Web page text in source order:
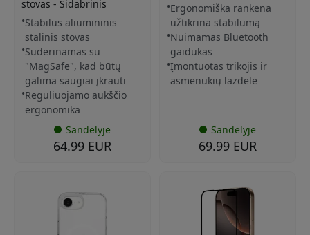
stovas - Sidabrinis
Stabilus aliumininis
stalinis stovas
Suderinamas su
"MagSafe", kad būtų
galima saugiai įkrauti
Reguliuojamo aukščio
ergonomika
Sandėlyje
64.99 EUR
Ergonomiška rankena
užtikrina stabilumą
Nuimamas Bluetooth
gaidukas
Įmontuotas trikojis ir
asmenukių lazdelė
Sandėlyje
69.99 EUR